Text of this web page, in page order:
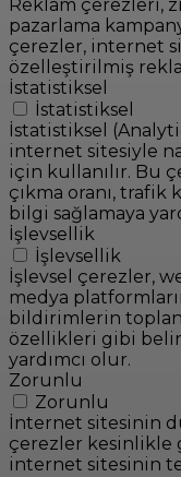
Reklam çerezleri,
pazarlama
çerezler, internet
özelleştirilmiş
İstatistiksel
İstatistiksel
İstatistiksel
internet sitesiyle
için kullanılır. Bu
çıkma oranı, trafik
bilgi sağlamaya
İşlevsellik
İşlevsellik
İşlevsel çerezler,
medya
bildirimlerin
özellikleri gibi
yardımcı olur.
Zorunlu
Zorunlu
İnternet sitesinin
çerezler kesinlikle
internet sitesinin